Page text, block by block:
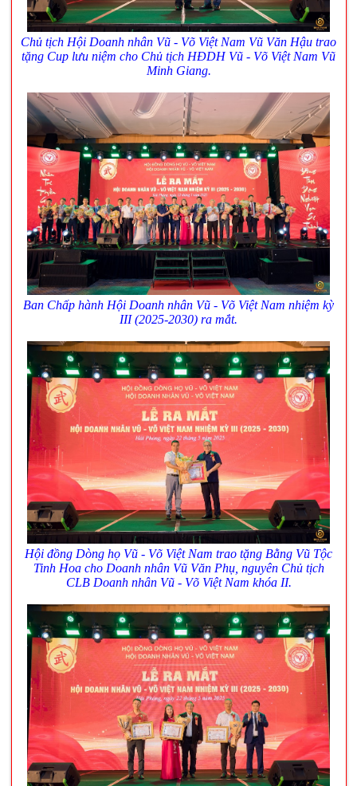
Chủ tịch Hội Doanh nhân Vũ - Võ Việt Nam Vũ Văn Hậu trao
tặng Cup lưu niệm cho Chủ tịch HĐDH Vũ - Võ Việt Nam Vũ
Minh Giang.
Ban Chấp hành Hội Doanh nhân Vũ - Võ Việt Nam nhiệm kỳ
III (2025-2030) ra mắt.
Hội đồng Dòng họ Vũ - Võ Việt Nam trao tặng Bằng Vũ Tộc
Tinh Hoa cho Doanh nhân Vũ Văn Phụ, nguyên Chủ tịch
CLB Doanh nhân Vũ - Võ Việt Nam khóa II.